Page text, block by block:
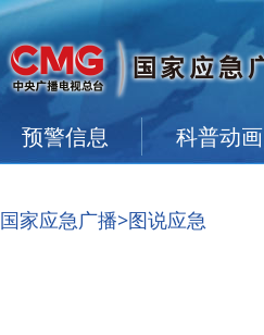
预警信息 科普动画
国家应急广播>图说应急